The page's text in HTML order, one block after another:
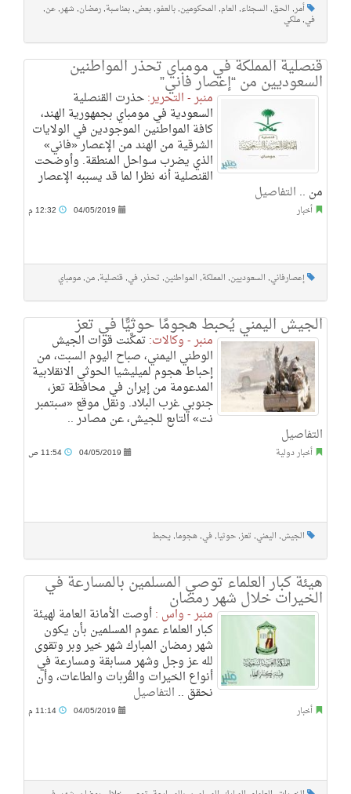
أمر, الحق, السجناء, العام, المحكومين, بالعفو, بعض, بمناسبة, رمضان, شهر, عن,
في, ملكي
قنصلية المملكة في مومباي تحذر المواطنين
السعوديين من “إعصار فاني”
منبر - التحرير:حذرت القنصلية
السعودية في مومباي بجمهورية الهند،
كافة المواطنين الموجودين في الولايات
الشرقية من الهند من الإعصار «فاني»
الذي يضرب سواحل المنطقة. وأوضحت
القنصلية أنه نظرا لما قد يسببه الإعصار
من .. التفاصيل
أخبار 04/05/2019
إعصارفاني, السعوديين, المملكة, المواطنين, تحذر, في, قنصلية, من, مومباي
الجيش اليمني يُحبط هجومًا حوثيًّا في تعز
منبر - وكالات:تمكَّنت قوات الجيش
الوطني اليمني، صباح اليوم السبت، من
إحباط هجوم لميليشيا الحوثي الانقلابية
المدعومة من إيران في محافظة تعز،
جنوبي غرب البلاد. ونقل موقع «سبتمبر
نت» التابع للجيش، عن مصادر ..
التفاصيل
أخبار دولية 04/05/2019
الجيش, اليمني, تعز, حوثيا, في, هجوما, يحبط
هيئة كبار العلماء توصي المسلمين بالمسارعة في
الخيرات خلال شهر رمضان
منبر - واس :أوصت الأمانة العامة لهيئة
كبار العلماء عموم المسلمين بأن يكون
شهر رمضان المبارك شهر خير وبر وتقوى
لله عز وجل وشهر مسابقة ومسارعة في
أنواع الخيرات والقُربات والطاعات، وأن
نحقق .. التفاصيل
أخبار 04/05/2019